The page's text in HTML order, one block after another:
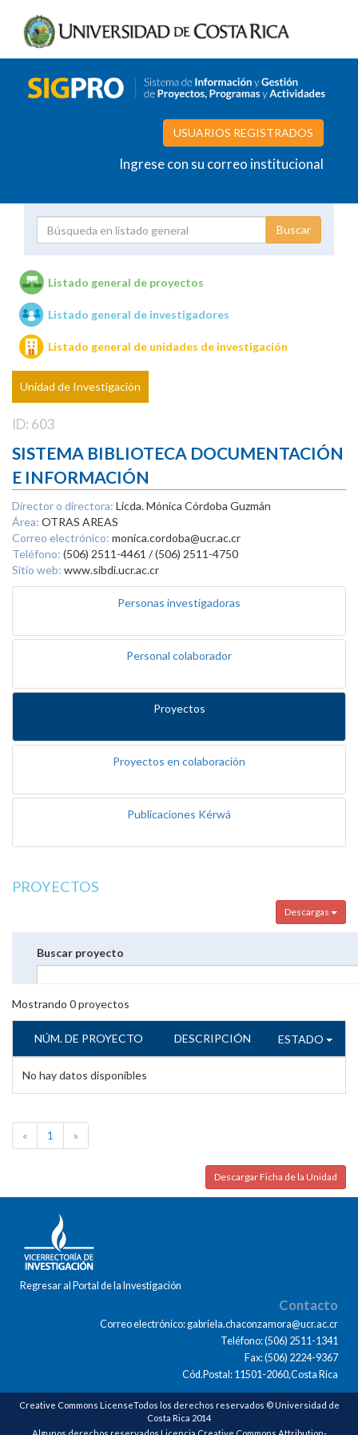
USUARIOS REGISTRADOS
Ingrese con su correo institucional
Unidades de investigación
Listado general de proyectos
Listado general de investigadores
Listado general de unidades de investigación
Unidad de Investigación
ID: 603
SISTEMA BIBLIOTECA DOCUMENTACIÓN
E INFORMACIÓN
Director o directora: Licda. Mónica Córdoba Guzmán
Área: OTRAS AREAS
Correo electrónico: monica.cordoba@ucr.ac.cr
Teléfono: (506) 2511-4461 / (506) 2511-4750
Sitio web: www.sibdi.ucr.ac.cr
Personas investigadoras
Personal colaborador
Proyectos
Proyectos en colaboración
Publicaciones Kérwá
PROYECTOS
Descargas
Buscar proyecto
Mostrando 0proyectos
NÚM. DE PROYECTO DESCRIPCIÓN ESTADO
No hay datos disponibles
« 1 »
Descargar Ficha de la Unidad
Regresar al Portal de la Investigación
Contacto
Correo electrónico: gabriela.chaconzamora@ucr.ac.cr
Teléfono: (506) 2511-1341
Fax: (506) 2224-9367
Cód.Postal: 11501-2060,Costa Rica
Creative Commons LicenseTodos los derechos reservados © Universidad de
Costa Rica 2014